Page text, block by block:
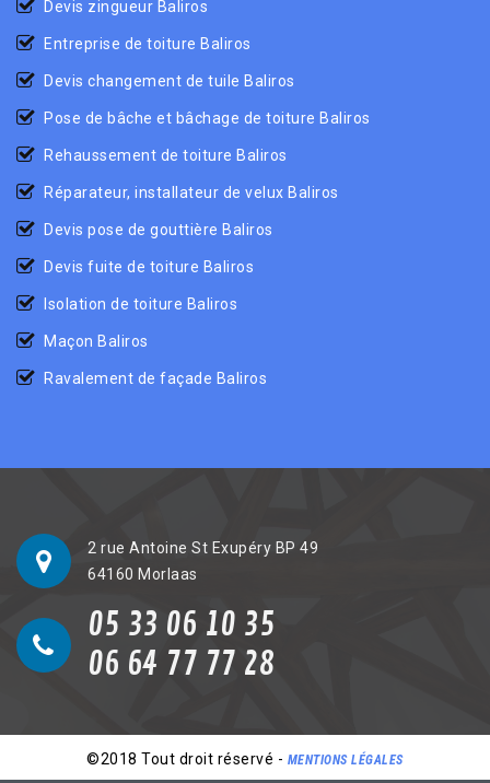
Devis zingueur Baliros
Entreprise de toiture Baliros
Devis changement de tuile Baliros
Pose de bâche et bâchage de toiture Baliros
Rehaussement de toiture Baliros
Réparateur, installateur de velux Baliros
Devis pose de gouttière Baliros
Devis fuite de toiture Baliros
Isolation de toiture Baliros
Maçon Baliros
Ravalement de façade Baliros
2 rue Antoine St Exupéry BP 49
64160 Morlaas
05 33 06 10 35
06 64 77 77 28
©2018 Tout droit réservé - MENTIONS LÉGALES